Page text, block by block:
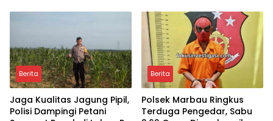
Higienis
Berita
Jaga Kualitas Jagung Pipil,
Polisi Dampingi Petani
Berita
Polsek Marbau Ringkus
Terduga Pengedar, Sabu